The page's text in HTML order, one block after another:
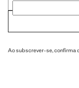
Ao subscrever-se, confirma